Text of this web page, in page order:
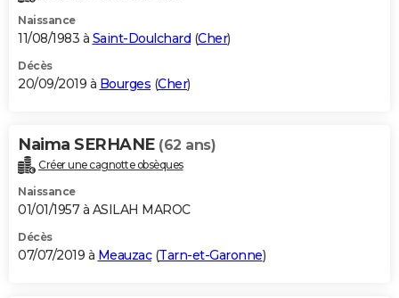
Naissance
11/08/1983 à Saint-Doulchard (Cher)
Décès
20/09/2019 à Bourges (Cher)
Naima SERHANE (62 ans)
Créer une cagnotte obsèques
Naissance
01/01/1957 à ASILAH MAROC
Décès
07/07/2019 à Meauzac(Tarn-et-Garonne)